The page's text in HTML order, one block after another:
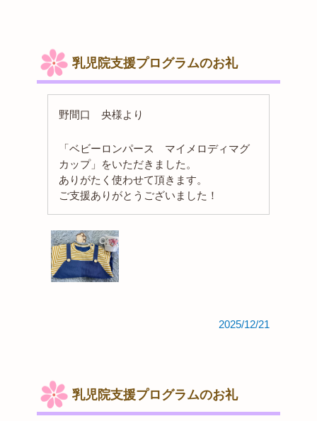
乳児院支援プログラムのお礼
野間口 央様より
「ベビーロンパース マイメロディマグ
カップ」をいただきました。
ありがたく使わせて頂きます。
ご支援ありがとうございました！
2025/12/21
乳児院支援プログラムのお礼